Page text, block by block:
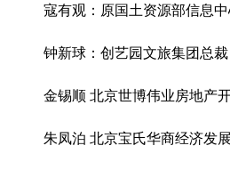
钟新球：创艺园文旅集团总裁
朱凤泊 北京宝氏华商经济发